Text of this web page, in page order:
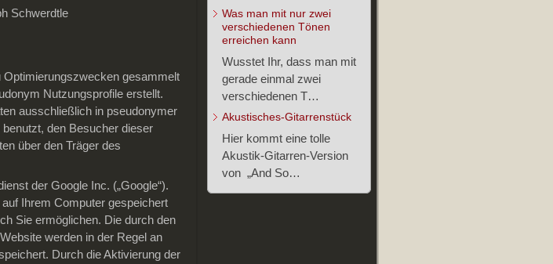
Schwerdtle
gesammelt
Nutzungsprofile erstellt.
ausschließlich in pseudonymer
den Besucher dieser
über den Träger des
der Google Inc. („Google“).
Ihrem Computer gespeichert
Sie ermöglichen. Die durch den
werden in der Regel an
Durch die Aktivierung der
Was man mit nur zwei
verschiedenen Tönen
erreichen kann
Wusstet Ihr, dass man mit
gerade einmal zwei
verschiedenen T…
Akustisches-Gitarrenstück
Hier kommt eine tolle
Akustik-Gitarren-Version
von „And So…